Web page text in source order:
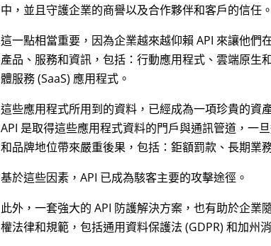
中，並且守護企業的商譽以及合作夥伴和客戶的信任。
這一點相當重要，因為企業越來越仰賴 API 來讓他們
產品、服務和資訊，包括：行動應用程式、雲端原生
體服務 (SaaS) 應用程式。
這些應用程式所用到的資料，已經成為一項珍貴的資
API 是取得這些應用程式資料的門戶與通訊管道，一
和品牌地位帶來嚴重後果，包括：鉅額罰款、長期業
基於這些因素，API 已成為駭客主要的攻擊途徑。
此外，一套強大的 API 防護解決方案，也有助於企業
權法律和規範，包括通用資料保護法 (GDPR) 和加州